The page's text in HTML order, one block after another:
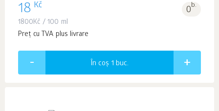
18 Kč 0b.
1800Kč / 100 ml
Preț cu TVA plus livrare
În coș 1 buc.